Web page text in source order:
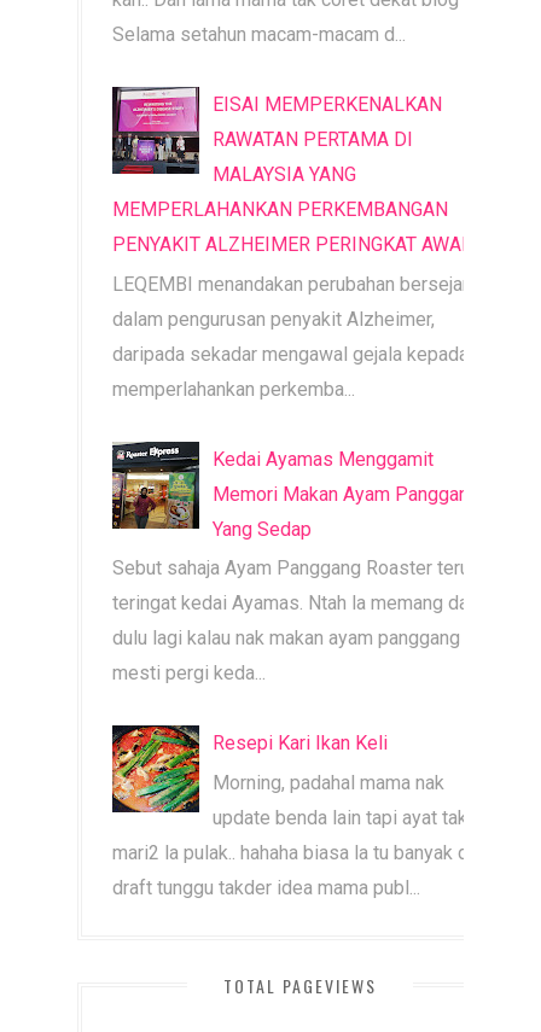
Selama setahun macam-macam d...
EISAI MEMPERKENALKAN
RAWATAN PERTAMA DI
MALAYSIA YANG
MEMPERLAHANKAN PERKEMBANGAN
PENYAKIT ALZHEIMER PERINGKAT AWAL
LEQEMBI menandakan perubahan bersejarah
dalam pengurusan penyakit Alzheimer,
daripada sekadar mengawal gejala kepada
memperlahankan perkemba...
Kedai Ayamas Menggamit
Memori Makan Ayam Panggang
Yang Sedap
Sebut sahaja Ayam Panggang Roaster terus
teringat kedai Ayamas. Ntah la memang dari
dulu lagi kalau nak makan ayam panggang
mesti pergi keda...
Resepi Kari Ikan Keli
Morning, padahal mama nak
update benda lain tapi ayat tak
mari2 la pulak.. hahaha biasa la tu banyak dah
draft tunggu takder idea mama publ...
TOTAL PAGEVIEWS